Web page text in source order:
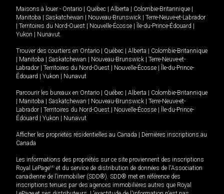
Maisons à louer - Ontario Québec Alberta Colombie-Britannique
Manitoba
Saskatchewan Nouveau-Brunswick
Terre-Neuve-et-Labrador
Territoires du Nord-Ouest Nouvelle-Écosse Île-du-Prince-Édouard
Yukon
Nunavut.
Trouver des courtiers en Ontario Québec Alberta
Colombie-Britannique
Manitoba Saskatchewan Nouveau-Brunswick
Terre-Neuve-et-
Labrador
Territoires du Nord-Ouest Nouvelle-Écosse
Île-du-Prince-
Édouard
Yukon Nunavut
Parcourir les bureaux en Ontario Québec Alberta
Colombie-Britannique
Manitoba Saskatchewan Nouveau-Brunswick
Terre-Neuve-et-
Labrador
Territoires du Nord-Ouest Nouvelle-Écosse
Île-du-Prince-
Édouard
Yukon Nunavut
Afficher les propriétés résidentielles au Canada
Dernières inscriptions au
Canada
Les informations des propriétés sur ce site proviennent des inscriptions
Royal LePageMD et du service de distribution de données de l'Association
canadienne de l’immobilier (SDD®). SDD® met en référence des
inscriptions tenues par des agences immobilières autres que Royal